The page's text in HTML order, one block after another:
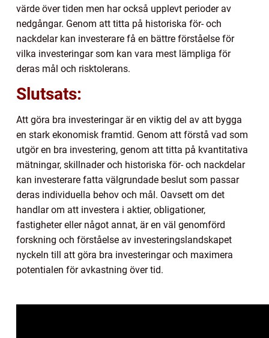
värde över tiden men har också upplevt perioder av
nedgångar. Genom att titta på historiska för- och
nackdelar kan investerare få en bättre förståelse för
vilka investeringar som kan vara mest lämpliga för
deras mål och risktolerans.
Slutsats:
Att göra bra investeringar är en viktig del av att bygga
en stark ekonomisk framtid. Genom att förstå vad som
utgör en bra investering, genom att titta på kvantitativa
mätningar, skillnader och historiska för- och nackdelar
kan investerare fatta välgrundade beslut som passar
deras individuella behov och mål. Oavsett om det
handlar om att investera i aktier, obligationer,
fastigheter eller något annat, är en väl genomförd
forskning och förståelse av investeringslandskapet
nyckeln till att göra bra investeringar och maximera
potentialen för avkastning över tid.